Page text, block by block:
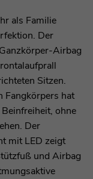
als Familie
Der
Airbag
Sitzen.
Fangkörpers hat
ohne
Der
mit LED zeigt
und Airbag